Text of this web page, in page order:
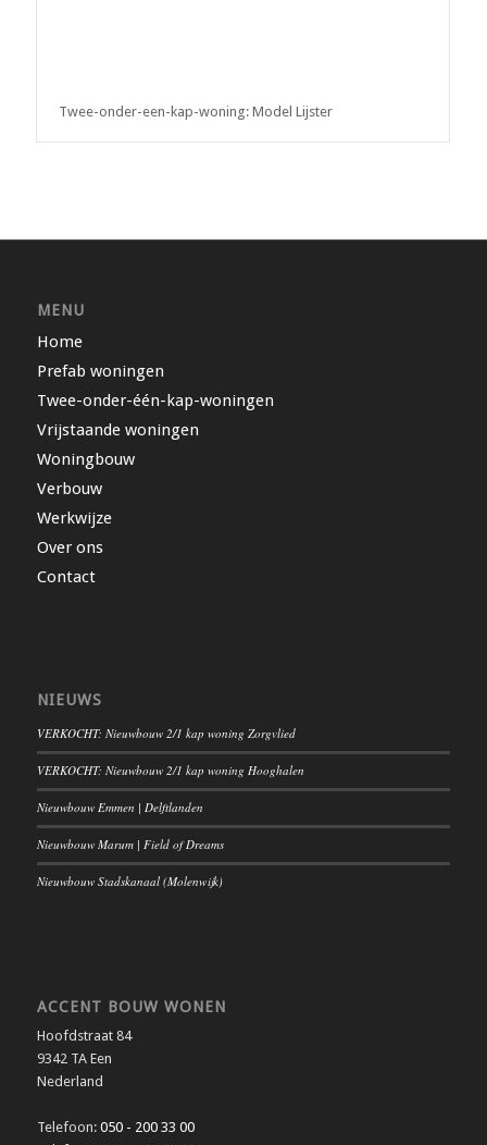
Twee-onder-een-kap-woning: Model Lijster
MENU
Home
Prefab woningen
Twee-onder-één-kap-woningen
Vrijstaande woningen
Woningbouw
Verbouw
Werkwijze
Over ons
Contact
NIEUWS
VERKOCHT: Nieuwbouw 2/1 kap woning Zorgvlied
VERKOCHT: Nieuwbouw 2/1 kap woning Hooghalen
Nieuwbouw Emmen | Delftlanden
Nieuwbouw Marum | Field of Dreams
Nieuwbouw Stadskanaal (Molenwijk)
ACCENT BOUW WONEN
Hoofdstraat 84
9342 TA Een
Nederland
Telefoon: 050 - 200 33 00